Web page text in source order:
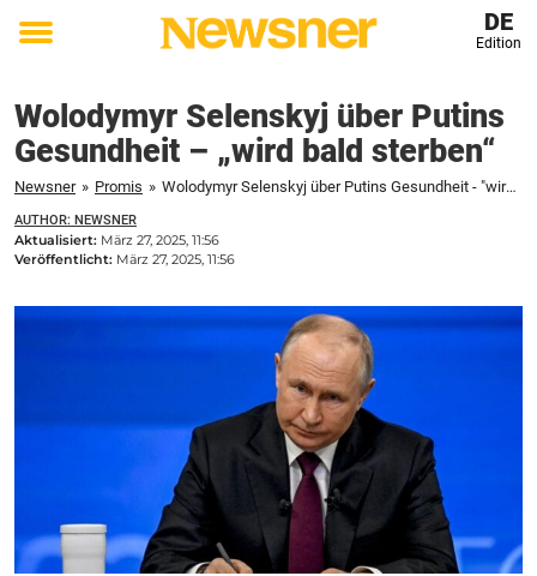
Toggle
DE
Edition
Wolodymyr Selenskyj über Putins
Gesundheit – „wird bald sterben“
Newsner » Promis » Wolodymyr Selenskyj über Putins Gesundheit - "wird bald sterben"
AUTHOR: NEWSNER
Aktualisiert: März 27, 2025, 11:56
Veröffentlicht: März 27, 2025, 11:56